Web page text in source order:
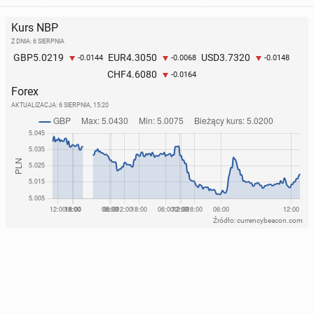
Kurs NBP
Z DNIA: 6 SIERPNIA
GBP5.0219 -0.0144 EUR4.3050 -0.0068 USD3.7320 -0.0148
CHF4.6080 -0.0164
Forex
AKTUALIZACJA: 6 SIERPNIA, 15:20
Źródło: currencybeacon.com